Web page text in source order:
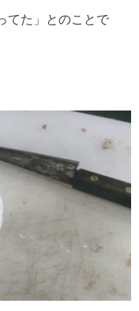
てた」とのことで